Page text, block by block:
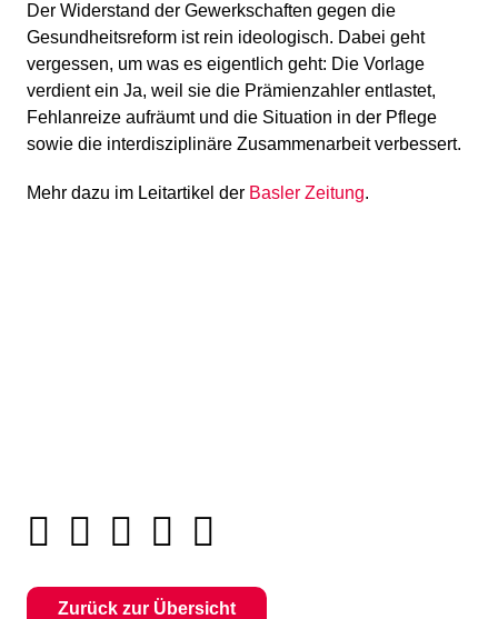
Der Widerstand der Gewerkschaften gegen die
Gesundheitsreform ist rein ideologisch. Dabei geht
vergessen, um was es eigentlich geht: Die Vorlage
verdient ein Ja, weil sie die Prämienzahler entlastet,
Fehlanreize aufräumt und die Situation in der Pflege
sowie die interdisziplinäre Zusammenarbeit verbessert.
Mehr dazu im Leitartikel der Basler Zeitung.
Zurück zur Übersicht